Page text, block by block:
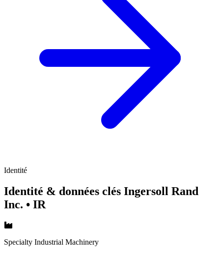
Identité
Identité & données clés Ingersoll Rand
Inc. • IR
Specialty Industrial Machinery